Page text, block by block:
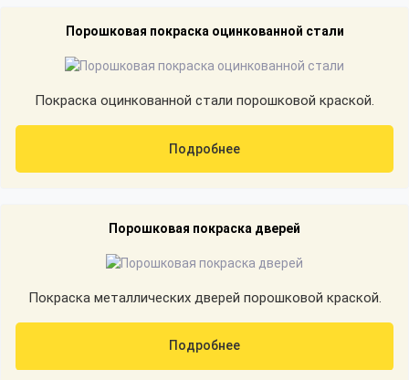
Порошковая покраска оцинкованной стали
Покраска оцинкованной стали порошковой краской.
Подробнее
Порошковая покраска дверей
Покраска металлических дверей порошковой краской.
Подробнее